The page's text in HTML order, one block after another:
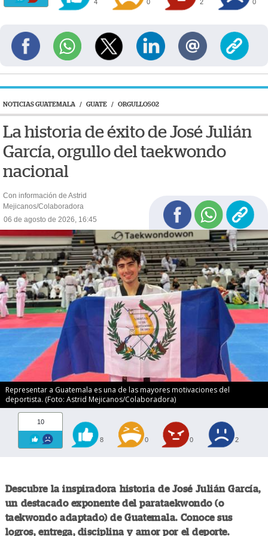
4 0 2 0
NOTICIAS GUATEMALA / GUATE / ORGULLO502
La historia de éxito de José Julián
García, orgullo del taekwondo
nacional
Con información de Astrid
Mejicanos/Colaboradora
06 de agosto de 2026, 16:45
Representar a Guatemala es una de las mayores motivaciones del
deportista. (Foto: Astrid Mejicanos/Colaboradora)
10
8 0 0 2
Descubre la inspiradora historia de José Julián García,
un destacado exponente del parataekwondo (o
taekwondo adaptado) de Guatemala. Conoce sus
logros, entrega, disciplina y amor por el deporte.